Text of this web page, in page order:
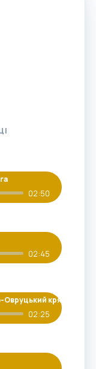
02:50
02:45
кряж
02:25